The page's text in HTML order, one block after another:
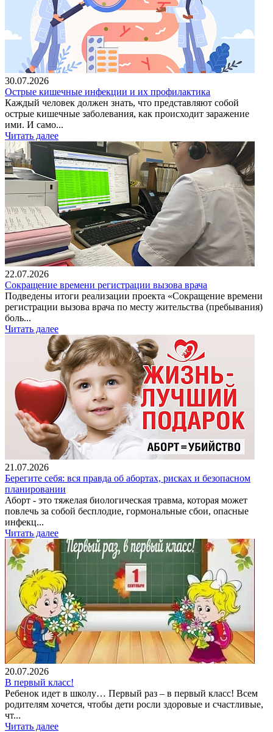
30.07.2026
Острые кишечные инфекции и их профилактика
Каждый человек должен знать, что представляют собой
острые кишечные заболевания, как происходит заражение
ими. И само...
Читать далее
22.07.2026
Сокращение времени регистрации вызова врача
Подведены итоги реализации проекта «Сокращение времени
регистрации вызова врача по месту жительства (пребывания)
боль...
Читать далее
21.07.2026
Берегите себя: вся правда об абортах, рисках и безопасном
планировании
Аборт - это тяжелая биологическая травма, которая может
повлечь за собой бесплодие, гормональные сбои, опасные
инфекц...
Читать далее
20.07.2026
В первый класс!
Ребенок идет в школу… Первый раз – в первый класс! Всем
родителям хочется, чтобы дети росли здоровые и счастливые,
чт...
Читать далее